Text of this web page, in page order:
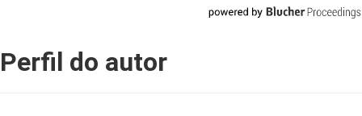
Perfil do autor